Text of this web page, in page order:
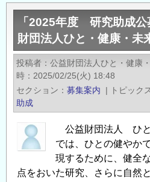
の
装
備
庁
「革
新
型
ブ
レ
ー
ル
「2025年度 研究助成
財団法人ひと・健康・未
投稿者 公益財団法人ひと・健康
時
2025/02/25(火) 18:48
セクション
募集案内 | トピック
助成
公益財団法人 ひと
では、ひとの健やか
現するために、健全
点をおいた研究、さらに自然